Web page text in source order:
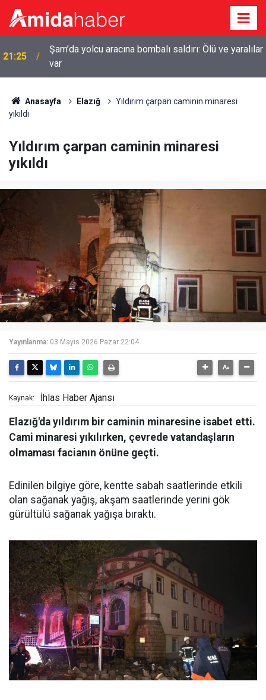
21:25
Şam’da yolcu aracına bombalı saldırı: Ölü ve yaralılar
var
Anasayfa Elazığ
Yıldırım çarpan caminin minaresi
yıkıldı
Yıldırım çarpan caminin minaresi
yıkıldı
Yayınlanma: 03 Mayıs 2026 Pazar 22:04
Kaynak: İhlas Haber Ajansı
Elazığ'da yıldırım bir caminin minaresine isabet etti.
Cami minaresi yıkılırken, çevrede vatandaşların
olmaması facianın önüne geçti.
Edinilen bilgiye göre, kentte sabah saatlerinde etkili
olan sağanak yağış, akşam saatlerinde yerini gök
gürültülü sağanak yağışa bıraktı.